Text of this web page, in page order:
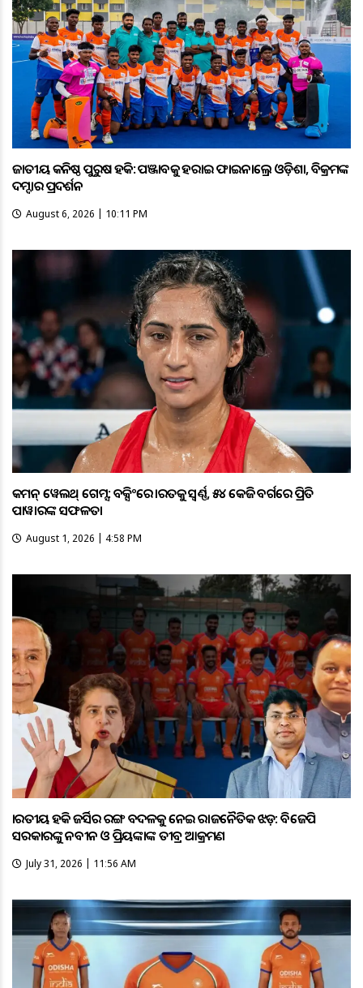
ଜାତୀୟ କନିଷ୍ଠ ପୁରୁଷ ହକି: ପଞ୍ଜାବକୁ ହରାଇ ଫାଇନାଲ୍ରେ ଓଡ଼ିଶା, ବିକ୍ରମଙ୍କ
ଦମ୍ଦାର ପ୍ରଦର୍ଶନ
August 6, 2026 | 10:11 PM
କମନ୍ ୱେଲଥ୍ ଗେମ୍ସ: ବକ୍ସିଂରେ ଭାରତକୁ ସ୍ବର୍ଣ୍ଣ, ୫୪ କେଜି ବର୍ଗରେ ପ୍ରିତି
ପାୱାରଙ୍କ ସଫଳତା
August 1, 2026 | 4:58 PM
ଭାରତୀୟ ହକି ଜର୍ସିର ରଙ୍ଗ ବଦଳକୁ ନେଇ ରାଜନୈତିକ ଝଡ଼: ବିଜେପି
ସରକାରଙ୍କୁ ନବୀନ ଓ ପ୍ରିୟଙ୍କାଙ୍କ ତୀବ୍ର ଆକ୍ରମଣ
July 31, 2026 | 11:56 AM